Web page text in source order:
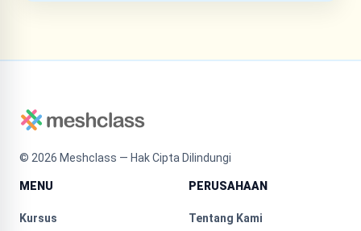
© 2026 Meshclass — Hak Cipta Dilindungi
MENU
Kursus
PERUSAHAAN
Tentang Kami